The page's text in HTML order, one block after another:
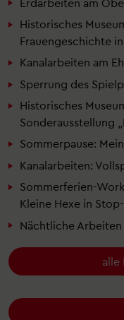
Historisches
Frauengeschichte
Kanalarbeiten am
Sperrung des
Historisches
Sonderausstellung
Sommerpause:
Kanalarbeiten:
Sommerferien-
Kleine Hexe in
Nächtliche Arbeiten
alle